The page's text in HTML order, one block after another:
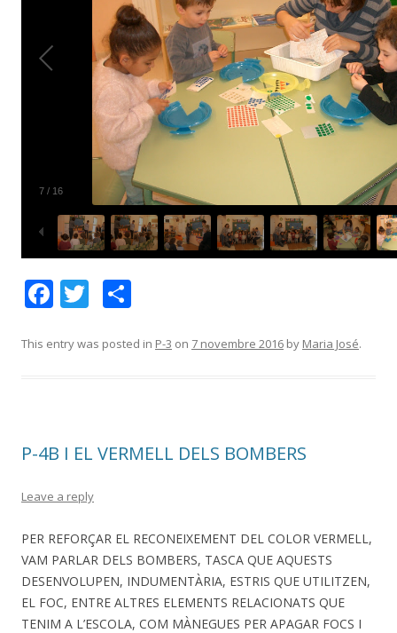
7 / 16
F
e
k
T
itt m
ix
This entry was posted in P-3 on 7 novembre 2016 by Maria José.
P-4B I EL VERMELL DELS BOMBERS
Leave a reply
PER REFORÇAR EL RECONEIXEMENT DEL COLOR VERMELL,
VAM PARLAR DELS BOMBERS, TASCA QUE AQUESTS
DESENVOLUPEN, INDUMENTÀRIA, ESTRIS QUE UTILITZEN,
EL FOC, ENTRE ALTRES ELEMENTS RELACIONATS QUE
TENIM A L’ESCOLA, COM MÀNEGUES PER APAGAR FOCS I